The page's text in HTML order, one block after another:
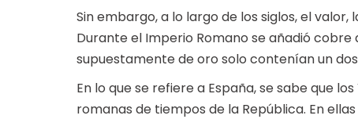
Sin embargo, a lo largo de los siglos, el
Durante el Imperio Romano se añadió cobre
supuestamente de oro solo contenían un
En lo que se refiere a España, se sabe que
romanas de tiempos de la República. En